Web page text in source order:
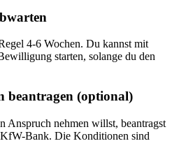
4-6 Wochen. Du kannst mit
starten, solange du den
beantragen (optional)
Anspruch nehmen willst, beantragst
Bank. Die Konditionen sind